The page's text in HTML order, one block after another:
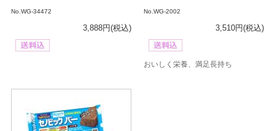
No.WG-34472
3,888円(税込)
No.WG-2002
3,510円(税込)
おいしく栄養、満足長持ち